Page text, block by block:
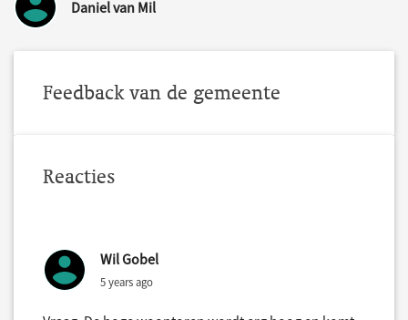
Daniel van Mil
Feedback van de gemeente
Reacties
Wil Gobel
5 years ago